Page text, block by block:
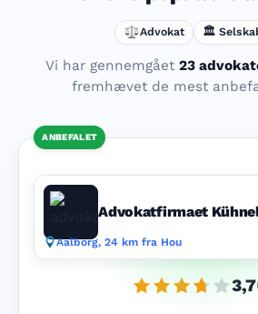
Advokat 🏛️
Vi har gennemgået 23
fremhævet de mest
ANBEFALET
Advokatfirmaet
Aalborg, 24 km fra Hou
3,7